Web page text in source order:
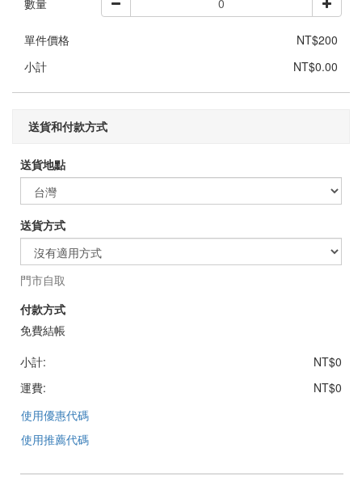
單件價格
NT$200
小計
NT$0.00
送貨和付款方式
送貨地點
送貨方式
門市自取
付款方式
免費結帳
小計:
NT$0
運費:
NT$0
使用優惠代碼
使用推薦代碼